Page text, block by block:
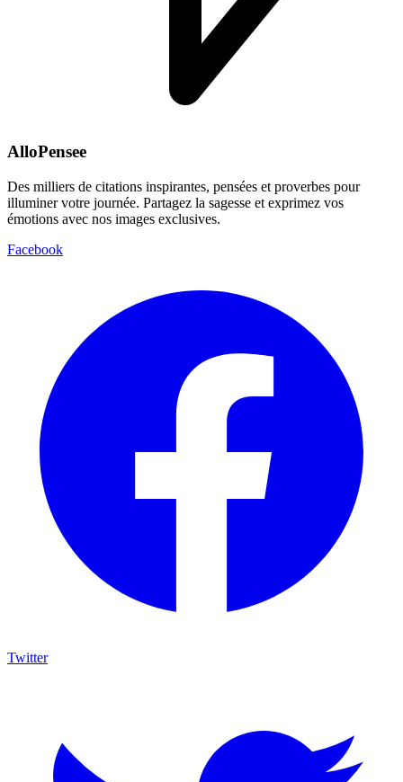
AlloPensee
Des milliers de citations inspirantes, pensées et proverbes pour
illuminer votre journée. Partagez la sagesse et exprimez vos
émotions avec nos images exclusives.
Facebook
Twitter